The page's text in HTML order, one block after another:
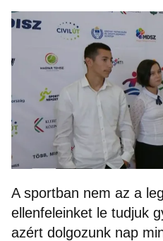
A sportban nem az a
ellenfeleinket le tudjuk
azért dolgozunk nap